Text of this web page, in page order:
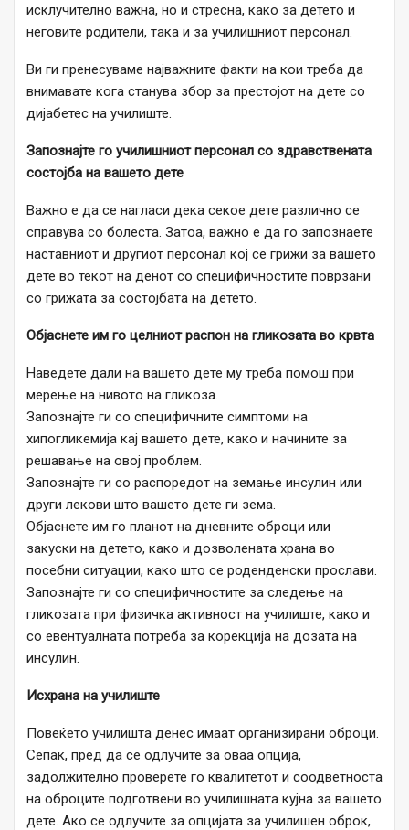
исклучително важна, но и стресна, како за детето и
неговите родители, така и за училишниот персонал.
Ви ги пренесуваме најважните факти на кои треба да
внимавате кога станува збор за престојот на дете со
дијабетес на училиште.
Запознајте го училишниот персонал со здравствената
состојба на вашето дете
Важно е да се нагласи дека секое дете различно се
справува со болеста. Затоа, важно е да го запознаете
наставниот и другиот персонал кој се грижи за вашето
дете во текот на денот со специфичностите поврзани
со грижата за состојбата на детето.
Објаснете им го целниот распон на гликозата во крвта
Наведете дали на вашето дете му треба помош при
мерење на нивото на гликоза.
Запознајте ги со специфичните симптоми на
хипогликемија кај вашето дете, како и начините за
решавање на овој проблем.
Запознајте ги со распоредот на земање инсулин или
други лекови што вашето дете ги зема.
Објаснете им го планот на дневните оброци или
закуски на детето, како и дозволената храна во
посебни ситуации, како што се роденденски прослави.
Запознајте ги со специфичностите за следење на
гликозата при физичка активност на училиште, како и
со евентуалната потреба за корекција на дозата на
инсулин.
Исхрана на училиште
Повеќето училишта денес имаат организирани оброци.
Сепак, пред да се одлучите за оваа опција,
задолжително проверете го квалитетот и соодветноста
на оброците подготвени во училишната кујна за вашето
дете. Ако се одлучите за опцијата за училишен оброк,